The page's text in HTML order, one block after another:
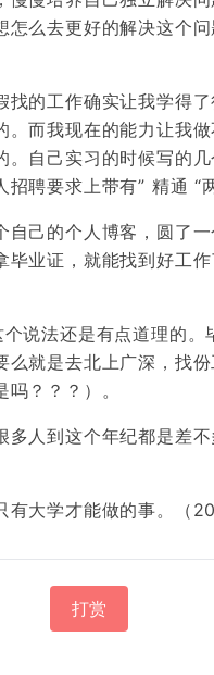
么去更好的解决这个
的工作确实让我学得
而我现在的能力让我
自己实习的时候写的
聘要求上带有” 精通 “
己的个人博客，圆了
业证，就能找到好工
说法还是有点道理的
就是去北上广深，找
？？？）。
人到这个年纪都是差
大学才能做的事。（
打赏